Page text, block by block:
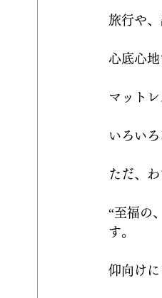
旅行や、
心底心地
マット
いろいろ
ただ、
“至福の
す。
仰向け